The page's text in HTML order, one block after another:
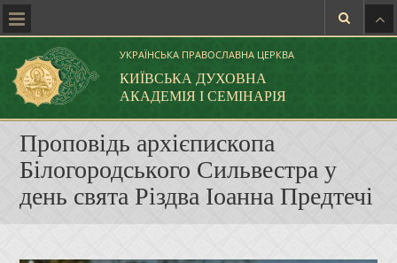
УКРАЇНСЬКА ПРАВОСЛАВНА ЦЕРКВА
КИЇВСЬКА ДУХОВНА
АКАДЕМІЯ І СЕМІНАРІЯ
Проповідь архієпископа
Білогородського Сильвестра у
день свята Різдва Іоанна Предтечі